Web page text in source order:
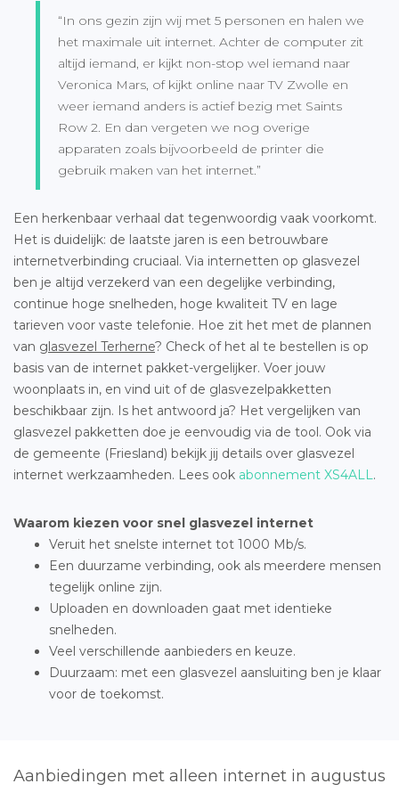
“In ons gezin zijn wij met 5 personen en halen we
het maximale uit internet. Achter de computer zit
altijd iemand, er kijkt non-stop wel iemand naar
Veronica Mars, of kijkt online naar TV Zwolle en
weer iemand anders is actief bezig met Saints
Row 2. En dan vergeten we nog overige
apparaten zoals bijvoorbeeld de printer die
gebruik maken van het internet.”
Een herkenbaar verhaal dat tegenwoordig vaak voorkomt.
Het is duidelijk: de laatste jaren is een betrouwbare
internetverbinding cruciaal. Via internetten op glasvezel
ben je altijd verzekerd van een degelijke verbinding,
continue hoge snelheden, hoge kwaliteit TV en lage
tarieven voor vaste telefonie. Hoe zit het met de plannen
van glasvezel Terherne? Check of het al te bestellen is op
basis van de internet pakket-vergelijker. Voer jouw
woonplaats in, en vind uit of de glasvezelpakketten
beschikbaar zijn. Is het antwoord ja? Het vergelijken van
glasvezel pakketten doe je eenvoudig via de tool. Ook via
de gemeente (Friesland) bekijk jij details over glasvezel
internet werkzaamheden. Lees ook abonnement XS4ALL.
Waarom kiezen voor snel glasvezel internet
Veruit het snelste internet tot 1000 Mb/s.
Een duurzame verbinding, ook als meerdere mensen
tegelijk online zijn.
Uploaden en downloaden gaat met identieke
snelheden.
Veel verschillende aanbieders en keuze.
Duurzaam: met een glasvezel aansluiting ben je klaar
voor de toekomst.
Aanbiedingen met alleen internet in augustus